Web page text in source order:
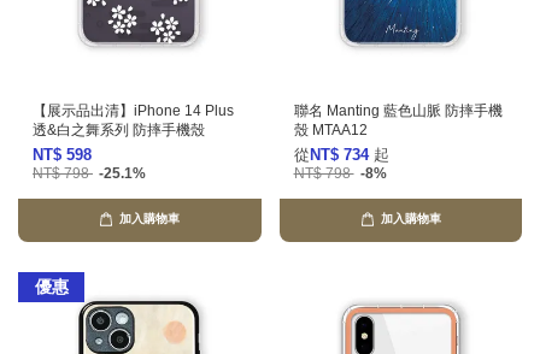
【展示品出清】iPhone 14 Plus
透&白之舞系列 防摔手機殼
NT$ 598
NT$ 798 -25.1%
加入購物車
聯名 Manting 藍色山脈 防摔手機
殼 MTAA12
從 NT$ 734 起
NT$ 798 -8%
加入購物車
優惠